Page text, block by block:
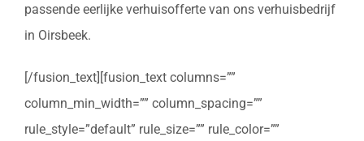
passende eerlijke verhuisofferte van ons verhuisbedrijf
in Oirsbeek.
[/fusion_text][fusion_text columns=””
column_min_width=”” column_spacing=””
rule_style=”default” rule_size=”” rule_color=””